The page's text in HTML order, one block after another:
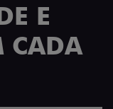
E
CADA